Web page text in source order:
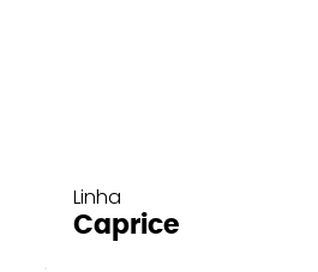
Linha
Caprice